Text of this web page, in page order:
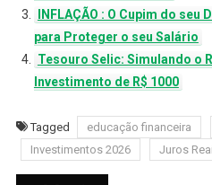
INFLAÇÃO : O Cupim do seu
para Proteger o seu Salário
Tesouro Selic: Simulando o
Investimento de R$ 1000
Tagged educação financeira
Investimentos 2026
Juros